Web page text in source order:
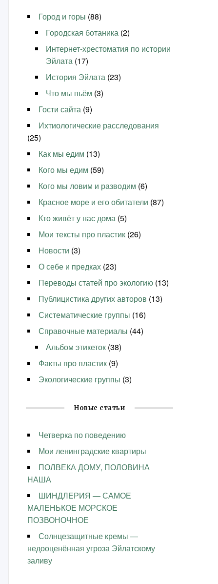
Город и горы (88)
Городская ботаника (2)
Интернет-хрестоматия по истории
Эйлата (17)
История Эйлата (23)
Что мы пьём (3)
Гости сайта (9)
Ихтиологические расследования
(25)
Как мы едим (13)
Кого мы едим (59)
Кого мы ловим и разводим (6)
Красное море и его обитатели (87)
Кто живёт у нас дома (5)
Мои тексты про пластик (26)
Новости (3)
О себе и предках (23)
Переводы статей про экологию (13)
Публицистика других авторов (13)
Систематические группы (16)
Справочные материалы (44)
Альбом этикеток (38)
Факты про пластик (9)
Экологические группы (3)
Новые статьи
Четверка по поведению
Мои ленинградские квартиры
ПОЛВЕКА ДОМУ, ПОЛОВИНА
НАША
ШИНДЛЕРИЯ — САМОЕ
МАЛЕНЬКОЕ МОРСКОЕ
ПОЗВОНОЧНОЕ
Солнцезащитные кремы —
недооценённая угроза Эйлатскому
заливу